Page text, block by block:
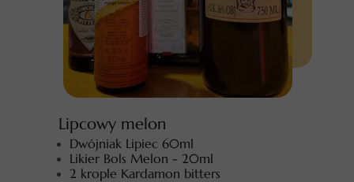
Lipcowy melon
Dwójniak Lipiec 60ml
Likier Bols Melon - 20ml
2 krople Kardamon bitters